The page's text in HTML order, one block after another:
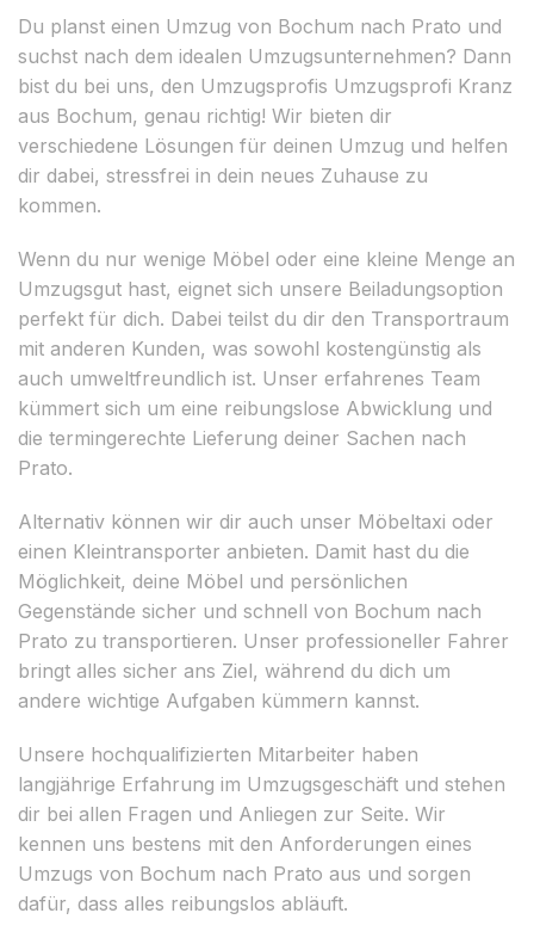
Du planst einen Umzug von Bochum nach Prato und
suchst nach dem idealen Umzugsunternehmen? Dann
bist du bei uns, den Umzugsprofis Umzugsprofi Kranz
aus Bochum, genau richtig! Wir bieten dir
verschiedene Lösungen für deinen Umzug und helfen
dir dabei, stressfrei in dein neues Zuhause zu
kommen.
Wenn du nur wenige Möbel oder eine kleine Menge an
Umzugsgut hast, eignet sich unsere Beiladungsoption
perfekt für dich. Dabei teilst du dir den Transportraum
mit anderen Kunden, was sowohl kostengünstig als
auch umweltfreundlich ist. Unser erfahrenes Team
kümmert sich um eine reibungslose Abwicklung und
die termingerechte Lieferung deiner Sachen nach
Prato.
Alternativ können wir dir auch unser Möbeltaxi oder
einen Kleintransporter anbieten. Damit hast du die
Möglichkeit, deine Möbel und persönlichen
Gegenstände sicher und schnell von Bochum nach
Prato zu transportieren. Unser professioneller Fahrer
bringt alles sicher ans Ziel, während du dich um
andere wichtige Aufgaben kümmern kannst.
Unsere hochqualifizierten Mitarbeiter haben
langjährige Erfahrung im Umzugsgeschäft und stehen
dir bei allen Fragen und Anliegen zur Seite. Wir
kennen uns bestens mit den Anforderungen eines
Umzugs von Bochum nach Prato aus und sorgen
dafür, dass alles reibungslos abläuft.